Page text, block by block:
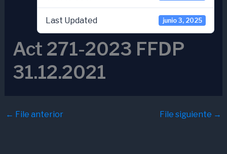
Last Updated junio 3, 2025
Act 271-2023 FFDP
31.12.2021
← File anterior File siguiente →